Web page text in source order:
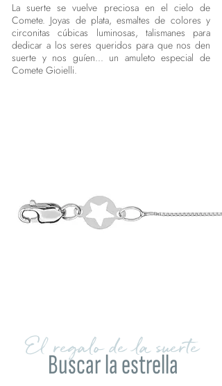
La suerte se vuelve preciosa en el cielo de
Comete. Joyas de plata, esmaltes de colores y
circonitas cúbicas luminosas, talismanes para
dedicar a los seres queridos para que nos den
suerte y nos guíen... un amuleto especial de
Comete Gioielli.
El regalo de la suerte
Buscar la estrella